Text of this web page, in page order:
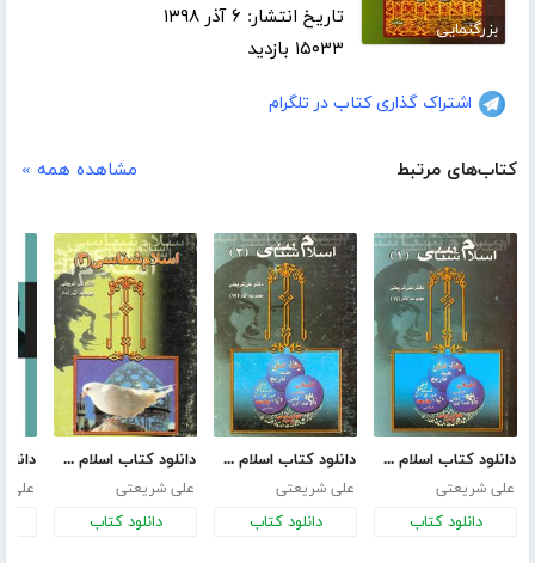
بزرگنمایی
تاریخ انتشار: ۶ آذر ۱۳۹۸
۱۵۰۳۳ بازدید
اشتراک گذاری کتاب در تلگرام
کتاب‌های مرتبط مشاهده همه »
دانلود کتاب اسلام شناسی - جلد اول
علی شریعتی
دانلود کتاب
دانلود کتاب اسلام شناسی - جلد دوم
علی شریعتی
دانلود کتاب
دانلود کتاب اسلام شناسی - جلد سوم
علی شریعتی
دانلود کتاب
علی